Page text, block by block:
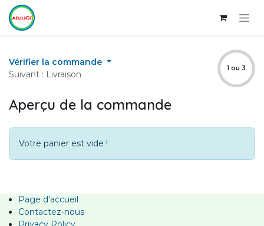
Se rendre au contenu
Vérifier la commande
Suivant : Livraison
1 ou 3
Aperçu de la commande
Votre panier est vide !
Page d'accueil
Contactez-nous